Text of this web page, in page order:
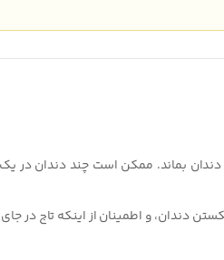
بماند. ممکن است چند دندان در
دندان، و اطمینان از اینکه تاج